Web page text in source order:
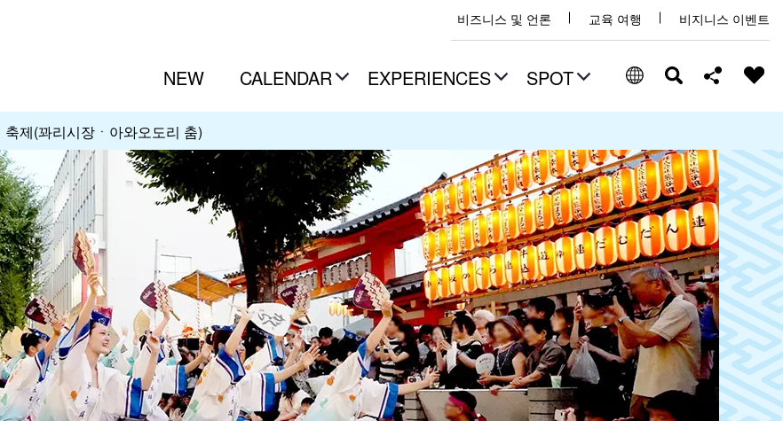
비즈니스 및 언론 교육 여행 비지니스 이벤트
NEW CALENDAR EXPERIENCES SPOT
제(꽈리시장ㆍ아와오도리 춤)